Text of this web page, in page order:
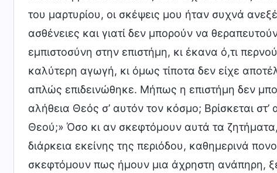
του μαρτυρίου, οι σκέψεις μου ήταν συχνά
ασθένειες και γιατί δεν μπορούν να
εμπιστοσύνη στην επιστήμη, κι έκανα ό,τι
καλύτερη αγωγή, κι όμως τίποτα δεν είχε
απλώς επιδεινώθηκε. Μήπως η επιστήμη δεν
αλήθεια Θεός σ’ αυτόν τον κόσμο; Βρίσκεται
Θεού;» Όσο κι αν σκεφτόμουν αυτά τα
διάρκεια εκείνης της περιόδου, καθημερινά
σκεφτόμουν πως ήμουν μια άχρηστη ανάπηρη,